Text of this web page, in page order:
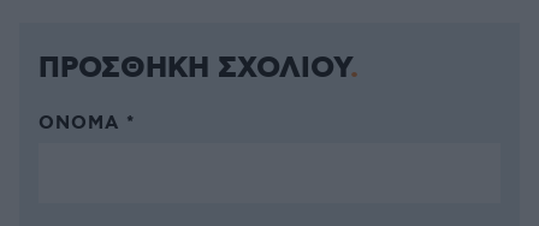
ΠΡΟΣΘΗΚΗ ΣΧΟΛΙΟΥ
ΌΝΟΜΑ *